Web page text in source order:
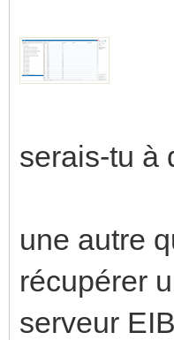
serais-tu à
une autre
récupérer
serveur